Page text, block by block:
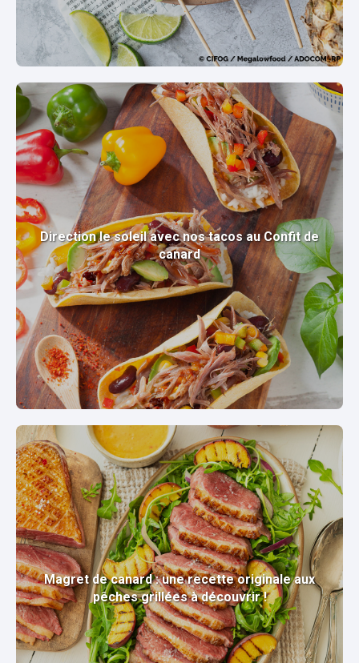
Direction le soleil avec nos tacos au Confit de
canard
Magret de canard : une recette originale aux
pêches grillées à découvrir !